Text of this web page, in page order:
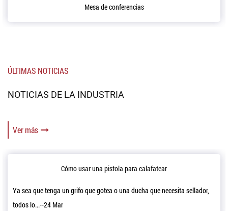
Mesa de conferencias
ÚLTIMAS NOTICIAS
NOTICIAS DE LA INDUSTRIA
Ver más
Cómo usar una pistola para calafatear
Ya sea que tenga un grifo que gotea o una ducha que necesita sellador,
todos lo...--24 Mar